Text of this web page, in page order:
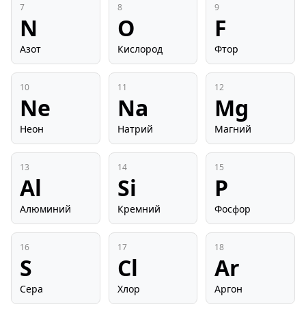
7
N
Азот
8
O
Кислород
9
F
Фтор
10
Ne
Неон
11
Na
Натрий
12
Mg
Магний
13
Al
Алюминий
14
Si
Кремний
15
P
Фосфор
16
S
Сера
17
Cl
Хлор
18
Ar
Аргон